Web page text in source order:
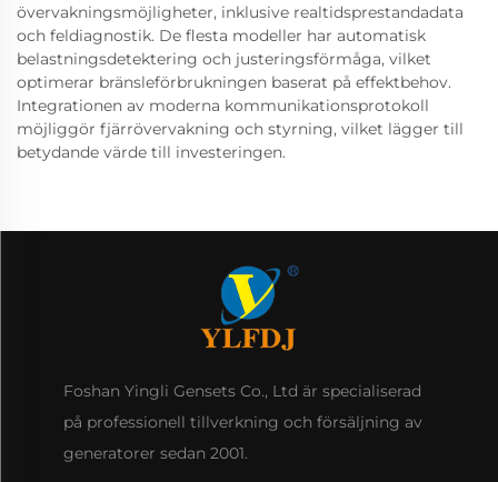
övervakningsmöjligheter, inklusive realtidsprestandadata
och feldiagnostik. De flesta modeller har automatisk
belastningsdetektering och justeringsförmåga, vilket
optimerar bränsleförbrukningen baserat på effektbehov.
Integrationen av moderna kommunikationsprotokoll
möjliggör fjärrövervakning och styrning, vilket lägger till
betydande värde till investeringen.
Foshan Yingli Gensets Co., Ltd är specialiserad
på professionell tillverkning och försäljning av
generatorer sedan 2001.